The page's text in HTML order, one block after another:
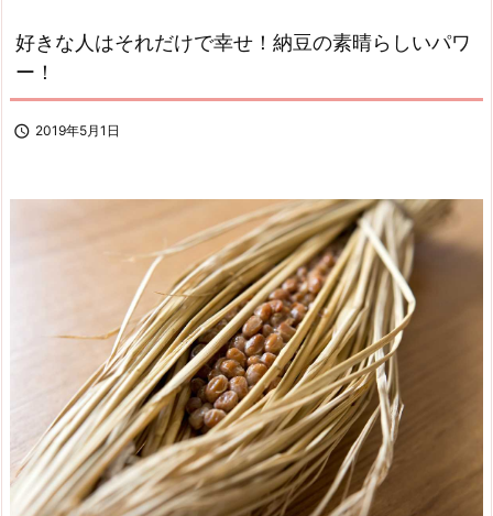
好きな人はそれだけで幸せ！納豆の素晴らしいパワ
ー！
 2019年5月1日